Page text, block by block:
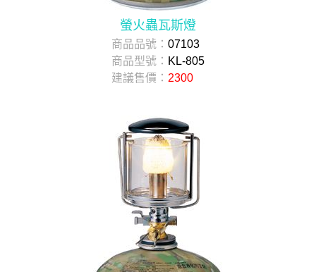
螢火蟲瓦斯燈
商品品號： 07103
商品型號： KL-805
建議售價： 2300